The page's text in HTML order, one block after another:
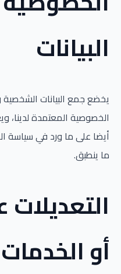
البيانات
يخضع جمع البيانات
الخصوصية المعتمدة لدينا،
أيضا على ما ورد في سياسة
ما ينطبق.
أو الخدمات